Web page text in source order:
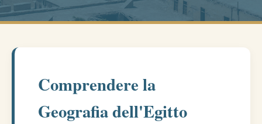
Comprendere la
Geografia dell'Egitto